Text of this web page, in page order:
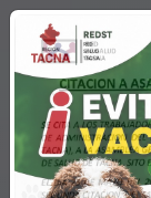
RED Salud
Previous